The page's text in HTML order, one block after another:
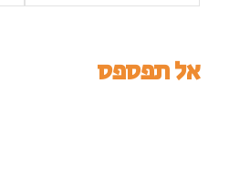
אל תפספס